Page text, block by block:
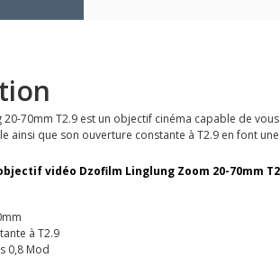
20-70mm T2.9 est un objectif cinéma capable de
ainsi que son ouverture constante à T2.9 en font
vidéo Dzofilm Linglung Zoom 20-70mm
à T2.9
0,8 Mod